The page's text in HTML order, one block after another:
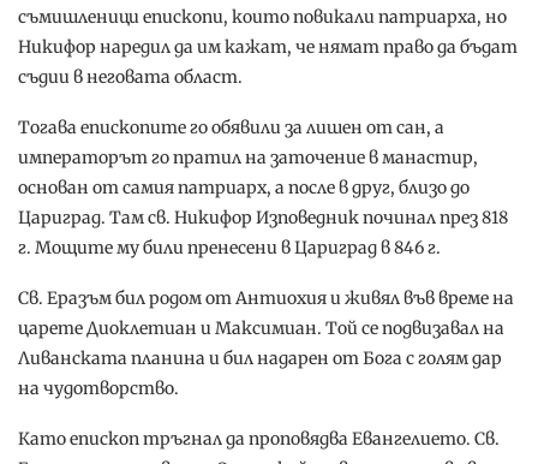
съмишленици епископи, които повикали патриарха, но
Никифор наредил да им кажат, че нямат право да бъдат
съдии в неговата област.
Тогава епископите го обявили за лишен от сан, а
императорът го пратил на заточение в манастир,
основан от самия патриарх, а после в друг, близо до
Цариград. Там св. Никифор Изповедник починал през 818
г. Мощите му били пренесени в Цариград в 846 г.
Св. Еразъм бил родом от Антиохия и живял във време на
царете Диоклетиан и Максимиан. Той се подвизавал на
Ливанската планина и бил надарен от Бога с голям дар
на чудотворство.
Като епископ тръгнал да проповядва Евангелието. Св.